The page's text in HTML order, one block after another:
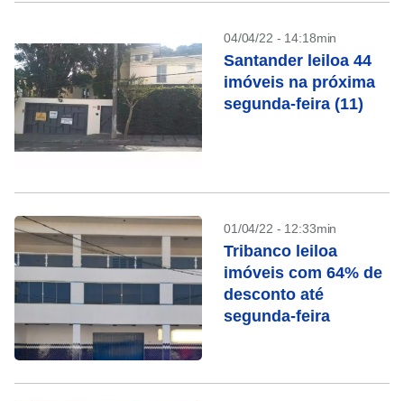
04/04/22 - 14:18min
Santander leiloa 44
imóveis na próxima
segunda-feira (11)
01/04/22 - 12:33min
Tribanco leiloa
imóveis com 64% de
desconto até
segunda-feira